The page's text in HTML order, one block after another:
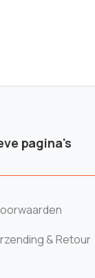
pagina's
& Retour